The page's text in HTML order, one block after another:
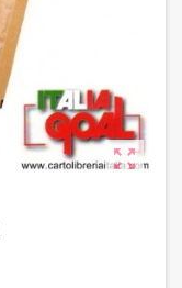
zoom_out_map